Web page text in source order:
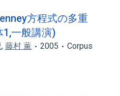
方程式の多重
1,一般講演)
, 藤村 薫 2005
Corpus